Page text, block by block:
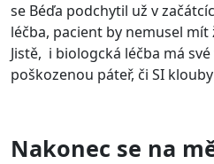
se Béďa podchytil už v
léčba, pacient by nemusel mít
Jistě, i biologcká léčba má
poškozenou páteř, či SI
Nakonec se na